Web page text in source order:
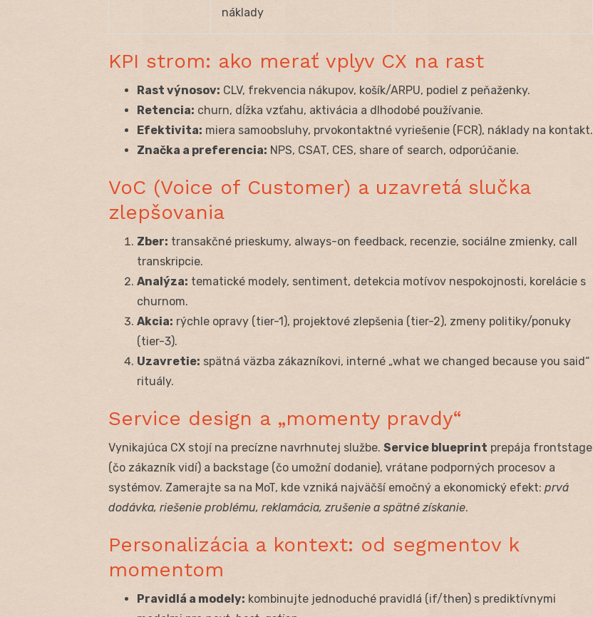
náklady
KPI strom: ako merať vplyv CX na rast
Rast výnosov: CLV, frekvencia nákupov, košík/ARPU, podiel z peňaženky.
Retencia: churn, dĺžka vzťahu, aktivácia a dlhodobé používanie.
Efektivita: miera samoobsluhy, prvokontaktné vyriešenie (FCR), náklady na kontakt.
Značka a preferencia: NPS, CSAT, CES, share of search, odporúčanie.
VoC (Voice of Customer) a uzavretá slučka
zlepšovania
Zber: transakčné prieskumy, always-on feedback, recenzie, sociálne zmienky, call
transkripcie.
Analýza: tematické modely, sentiment, detekcia motívov nespokojnosti, korelácie s
churnom.
Akcia: rýchle opravy (tier-1), projektové zlepšenia (tier-2), zmeny politiky/ponuky
(tier-3).
Uzavretie: spätná väzba zákazníkovi, interné „what we changed because you said“
rituály.
Service design a „momenty pravdy“
Vynikajúca CX stojí na precízne navrhnutej službe. Service blueprint prepája frontstage
(čo zákazník vidí) a backstage (čo umožní dodanie), vrátane podporných procesov a
systémov. Zamerajte sa na MoT, kde vzniká najväčší emočný a ekonomický efekt: prvá
dodávka, riešenie problému, reklamácia, zrušenie a spätné získanie.
Personalizácia a kontext: od segmentov k
momentom
Pravidlá a modely: kombinujte jednoduché pravidlá (if/then) s prediktívnymi